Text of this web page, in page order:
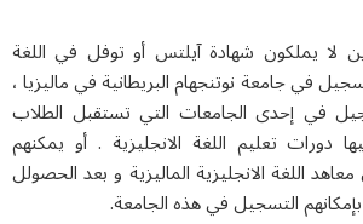
شهادة آيلتس أو توفل في اللغة
جامعة نوتنجهام البريطانية في ماليزيا ،
إحدى الجامعات التي تستقبل الطلاب
تعليم اللغة الانجليزية . أو يمكنهم
الانجليزية الماليزية و بعد الحصولل
التسجيل في هذه الجامعة.